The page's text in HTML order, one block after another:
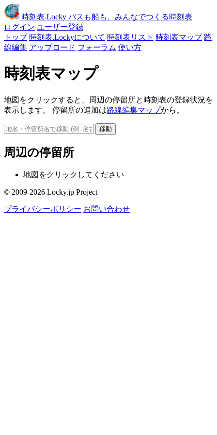
時刻表.Locky バスも船も、みんなでつくる時刻表
ログイン ユーザー登録
トップ 時刻表.Lockyについて 時刻表リスト 時刻表マップ 路
線編集 アップロード フォーラム 使い方
時刻表マップ
地図をクリックすると、周辺の停留所と時刻表の登録状況を
表示します。 停留所の追加は路線編集マップから。
移動
周辺の停留所
地図をクリックしてください
© 2009-2026 Locky.jp Project
プライバシーポリシー お問い合わせ